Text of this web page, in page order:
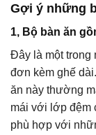
Gợi ý những
1, Bộ bàn ăn
Đây là một trong
đơn kèm ghế
ăn này thường
mái với lớp đệm
phù hợp với